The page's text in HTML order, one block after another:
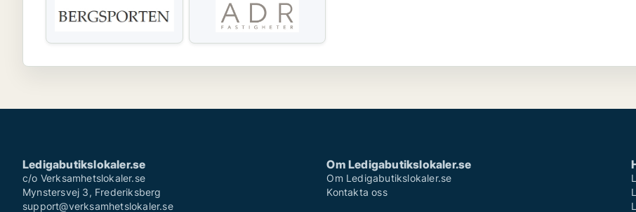
Ledigabutikslokaler.se
c/o Verksamhetslokaler.se
Mynstersvej 3, Frederiksberg
support@verksamhetslokaler.se
Om Ledigabutikslokaler.se
Om Ledigabutikslokaler.se
Kontakta oss